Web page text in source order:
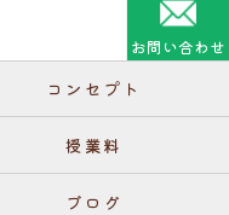
お問い合わせ
コンセプト
授業料
ブログ